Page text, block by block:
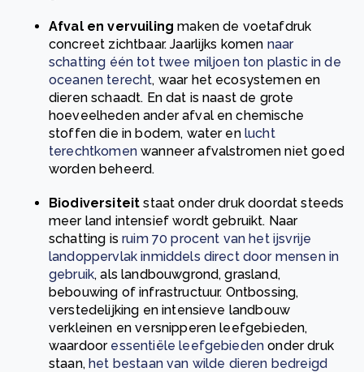
Afval en vervuiling maken de voetafdruk
concreet zichtbaar. Jaarlijks komen naar
schatting één tot twee miljoen ton plastic in de
oceanen terecht, waar het ecosystemen en
dieren schaadt. En dat is naast de grote
hoeveelheden ander afval en chemische
stoffen die in bodem, water en lucht
terechtkomenwanneer afvalstromen niet goed
worden beheerd.
Biodiversiteit staat onder druk doordat steeds
meer land intensief wordt gebruikt. Naar
schatting isruim 70 procent van het ijsvrije
landoppervlak inmiddels direct door mensen in
gebruik, als landbouwgrond, grasland,
bebouwing of infrastructuur. Ontbossing,
verstedelijking en intensieve landbouw
verkleinen en versnipperen leefgebieden,
waardoor essentiële leefgebieden onder druk
staan,het bestaan van wilde dieren bedreigd